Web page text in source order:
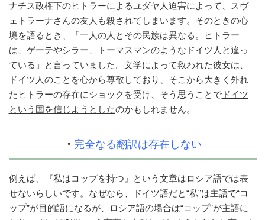
ナチス政権下のヒトラーによるユダヤ人迫害によって、スヴ
ェトラーナさんの友人も殺されてしまいます。そのときの心
境を語るとき、「一人の人とその民族は異なる。ヒトラー
は、ゲーテやシラー、トーマスマンのようなドイツ人と違っ
ている」と言っていました。文学によって救われた彼女は、
ドイツ人のことを心から尊敬しており、そこから大きく外れ
たヒトラーの存在にショックを受け、そう思うことでドイツ
という国を信じようとしたのかもしれません。
・ 完全なる翻訳は存在しない
例えば、『私はコップを持つ』という文章はロシア語では表
せないらしいです。なぜなら、ドイツ語だと“私”は主語で“コ
ップ”が目的語になるが、ロシア語の場合は“コップ”が主語に